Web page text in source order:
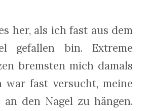
her, als ich fast aus dem
gefallen bin. Extreme
bremsten mich damals
war fast versucht, meine
an den Nagel zu hängen.